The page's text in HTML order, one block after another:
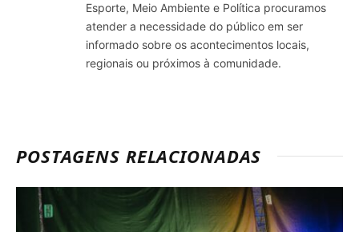
Esporte, Meio Ambiente e Política procuramos
atender a necessidade do público em ser
informado sobre os acontecimentos locais,
regionais ou próximos à comunidade.
POSTAGENS RELACIONADAS